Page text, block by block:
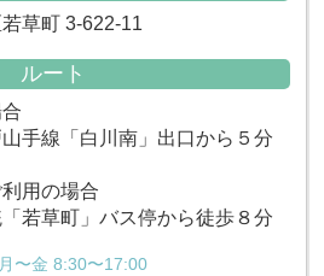
草町 3-622-11
ルート
手線「白川南」出口から５分
用の場合
若草町」バス停から徒歩８分
〜金 8:30〜17:00